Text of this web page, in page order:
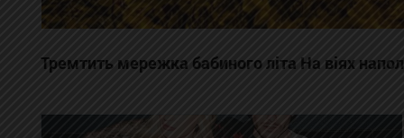
Тремтить мережка бабиного літа На віях